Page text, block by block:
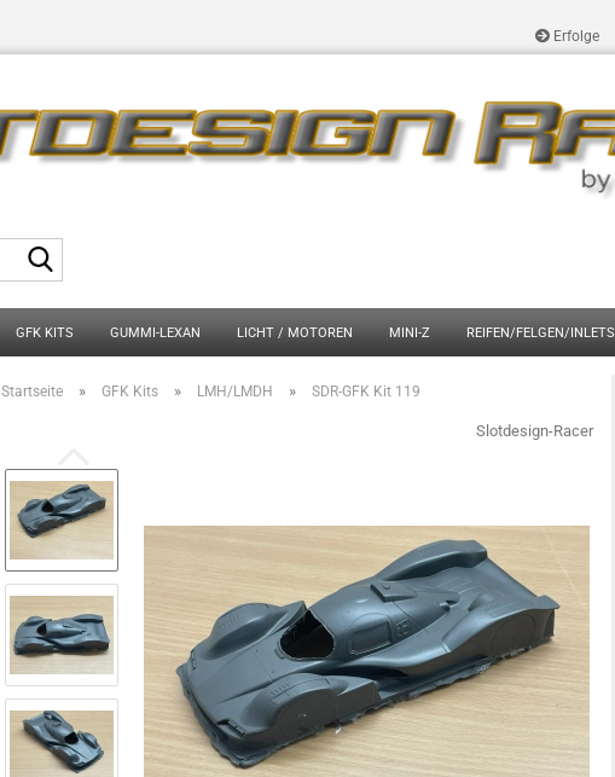
Erfolge
GFK KITS GUMMI-LEXAN LICHT / MOTOREN MINI-Z REIFEN/FELGEN/INLETS
Startseite » GFK Kits » LMH/LMDH » SDR-GFK Kit 119
Slotdesign-Racer